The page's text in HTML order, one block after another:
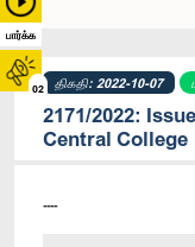
பார்க்க
02 திகதி: 2022-10-07
2171/2022:
Central College
----